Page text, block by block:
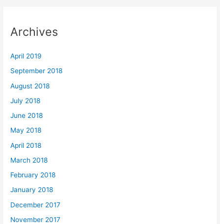
Archives
April 2019
September 2018
August 2018
July 2018
June 2018
May 2018
April 2018
March 2018
February 2018
January 2018
December 2017
November 2017